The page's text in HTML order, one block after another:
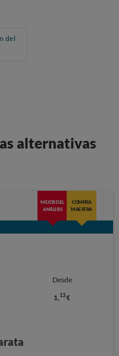
del
alternativas
MEJOR DEL
ANÁLISIS
COMPRA
MAESTRA
Desde
1, 13 €